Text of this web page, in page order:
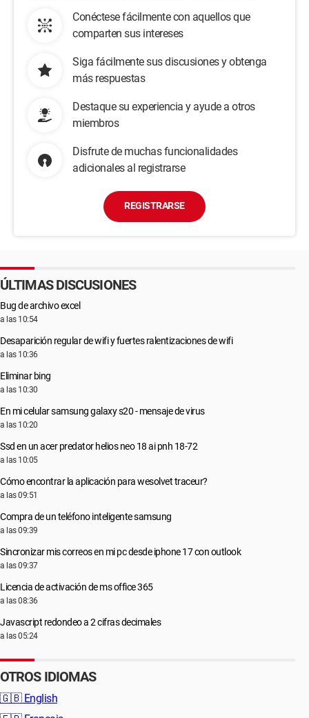
Conéctese fácilmente con aquellos que
comparten sus intereses
Siga fácilmente sus discusiones y obtenga
más respuestas
Destaque su experiencia y ayude a otros
miembros
Disfrute de muchas funcionalidades
adicionales al registrarse
REGISTRARSE
ÚLTIMAS DISCUSIONES
Bug de archivo excel
a las 10:54
Desaparición regular de wifi y fuertes ralentizaciones de wifi
a las 10:36
Eliminar bing
a las 10:30
En mi celular samsung galaxy s20 - mensaje de virus
a las 10:20
Ssd en un acer predator helios neo 18 ai pnh 18-72
a las 10:05
Cómo encontrar la aplicación para wesolvet traceur?
a las 09:51
Compra de un teléfono inteligente samsung
a las 09:39
Sincronizar mis correos en mi pc desde iphone 17 con outlook
a las 09:37
Licencia de activación de ms office 365
a las 08:36
Javascript redondeo a 2 cifras decimales
a las 05:24
OTROS IDIOMAS
🇬🇧 English